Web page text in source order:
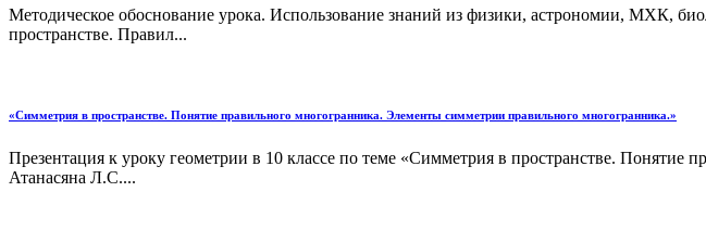
Методическое обоснование урока. Использование знаний из физики, астрономии, МХК,
пространстве. Правил...
«Симметрия в пространстве. Понятие правильного многогранника. Элементы симметрии правильного многогранника.»
Презентация к уроку геометрии в 10 классе по теме «Симметрия в пространстве.
Атанасяна Л.С....